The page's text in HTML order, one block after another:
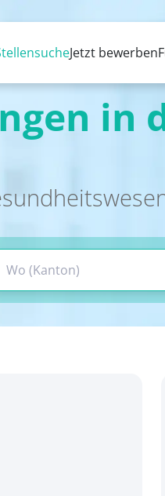
Jetzt bewerben
in